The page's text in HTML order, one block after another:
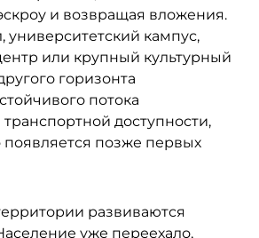
и возвращая вложения.
университетский кампус,
или крупный культурный
горизонта
потока
доступности,
появляется позже первых
развиваются
уже переехало,